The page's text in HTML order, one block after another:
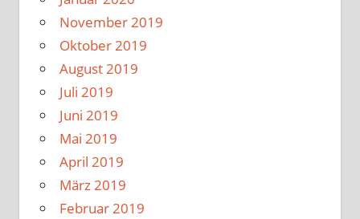
November 2019
Oktober 2019
August 2019
Juli 2019
Juni 2019
Mai 2019
April 2019
März 2019
Februar 2019